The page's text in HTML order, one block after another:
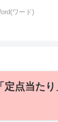
ワード)
定点当た